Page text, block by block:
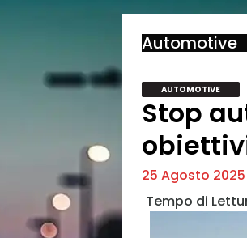
Automotive
AUTOMOTIVE
Stop
25 Agosto 2025